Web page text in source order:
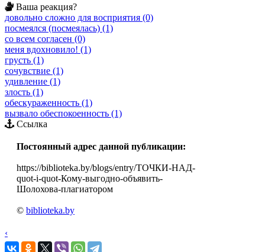
Ваша реакция?
довольно сложно для восприятия (0)
посмеялся (посмеялась) (1)
со всем согласен (0)
меня вдохновило! (1)
грусть (1)
сочувствие (1)
удивление (1)
злость (1)
обескураженность (1)
вызвало обеспокоенность (1)
Ссылка
Постоянный адрес данной публикации:
https://biblioteka.by/blogs/entry/ТОЧКИ-НАД-
quot-i-quot-Кому-выгодно-объявить-
Шолохова-плагиатором
© biblioteka.by
‹
›